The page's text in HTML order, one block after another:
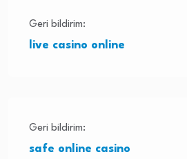
Geri bildirim:
live casino online
Geri bildirim:
safe online casino